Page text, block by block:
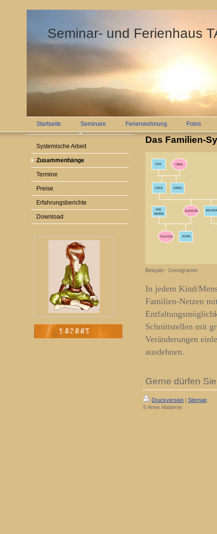
Seminar- und Ferienhaus
Startseite Seminare Ferienwohnung Fotos
Systemische Arbeit
Zusammenhänge
Termine
Preise
Erfahrungsberichte
Download
Das Familien-
Beispiel - Genogramm
In jedem Kind/
Familien-Netzen
Schnittstellen mit
Veränderungen
ausdehnen.
Gerne dürfen
Druckversion | Sitemap
© Anne Matterne